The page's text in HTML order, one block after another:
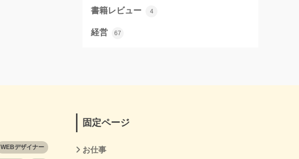
書籍レビュー 4
経営 67
WEBデザイナー
固定ページ
お仕事